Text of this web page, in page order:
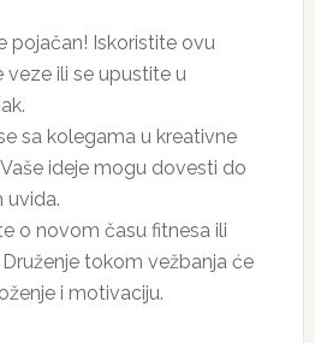
pojačan! Iskoristite ovu
veze ili se upustite u
sa kolegama u kreativne
ideje mogu dovesti do
uvida.
o novom času fitnesa ili
tokom vežbanja će
i motivaciju.